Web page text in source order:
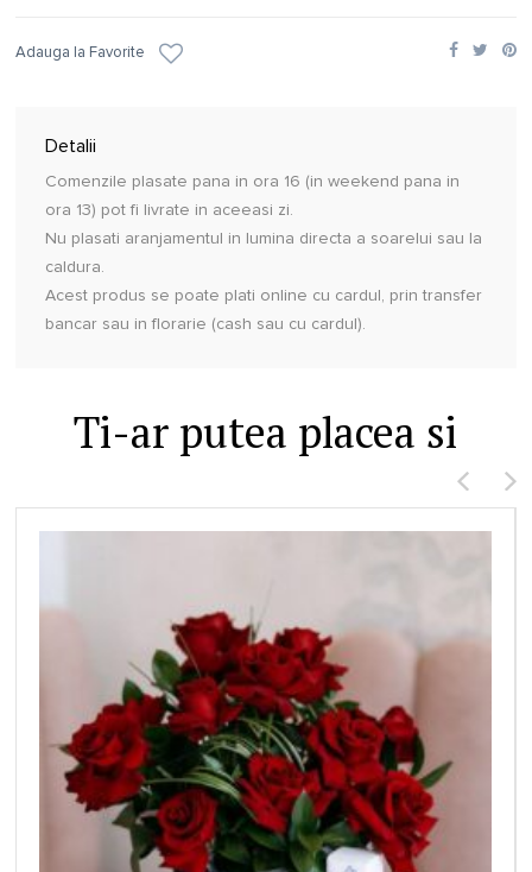
Adauga la Favorite
Detalii
Comenzile plasate pana in ora 16 (in weekend pana in
ora 13) pot fi livrate in aceeasi zi.
Nu plasati aranjamentul in lumina directa a soarelui sau la
caldura.
Acest produs se poate plati online cu cardul, prin transfer
bancar sau in florarie (cash sau cu cardul).
Ti-ar putea placea si